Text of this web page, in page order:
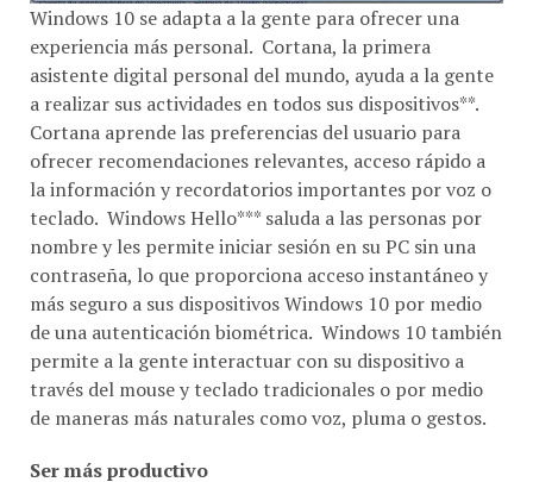
Windows 10 se adapta a la gente para ofrecer una
experiencia más personal. Cortana, la primera
asistente digital personal del mundo, ayuda a la gente
a realizar sus actividades en todos sus dispositivos**.
Cortana aprende las preferencias del usuario para
ofrecer recomendaciones relevantes, acceso rápido a
la información y recordatorios importantes por voz o
teclado. Windows Hello*** saluda a las personas por
nombre y les permite iniciar sesión en su PC sin una
contraseña, lo que proporciona acceso instantáneo y
más seguro a sus dispositivos Windows 10 por medio
de una autenticación biométrica. Windows 10 también
permite a la gente interactuar con su dispositivo a
través del mouse y teclado tradicionales o por medio
de maneras más naturales como voz, pluma o gestos.
Ser más productivo